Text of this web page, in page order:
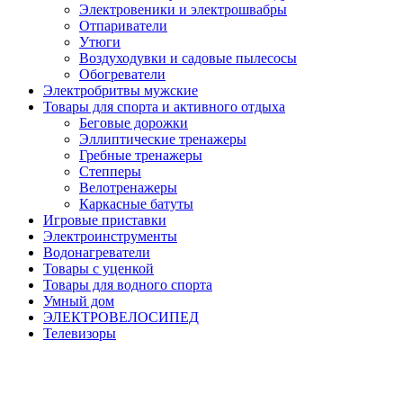
Электровеники и электрошвабры
Отпариватели
Утюги
Воздуходувки и садовые пылесосы
Обогреватели
Электробритвы мужские
Товары для спорта и активного отдыха
Беговые дорожки
Эллиптические тренажеры
Гребные тренажеры
Степперы
Велотренажеры
Каркасные батуты
Игровые приставки
Электроинструменты
Водонагреватели
Товары с уценкой
Товары для водного спорта
Умный дом
ЭЛЕКТРОВЕЛОСИПЕД
Телевизоры